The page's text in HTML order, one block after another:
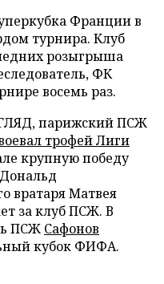
Франции в
турнира. Клуб
розыгрыша
ФК
восемь раз.
парижский ПСЖ
трофей Лиги
крупную победу
вратаря Матвея
за клуб ПСЖ. В
ПСЖ Сафонов
кубок ФИФА.